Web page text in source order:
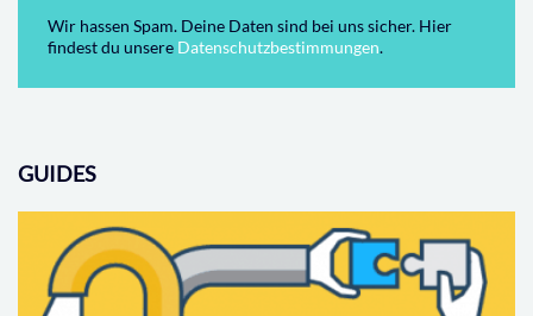
Wir hassen Spam. Deine Daten sind bei uns sicher. Hier
findest du unsere Datenschutzbestimmungen.
GUIDES